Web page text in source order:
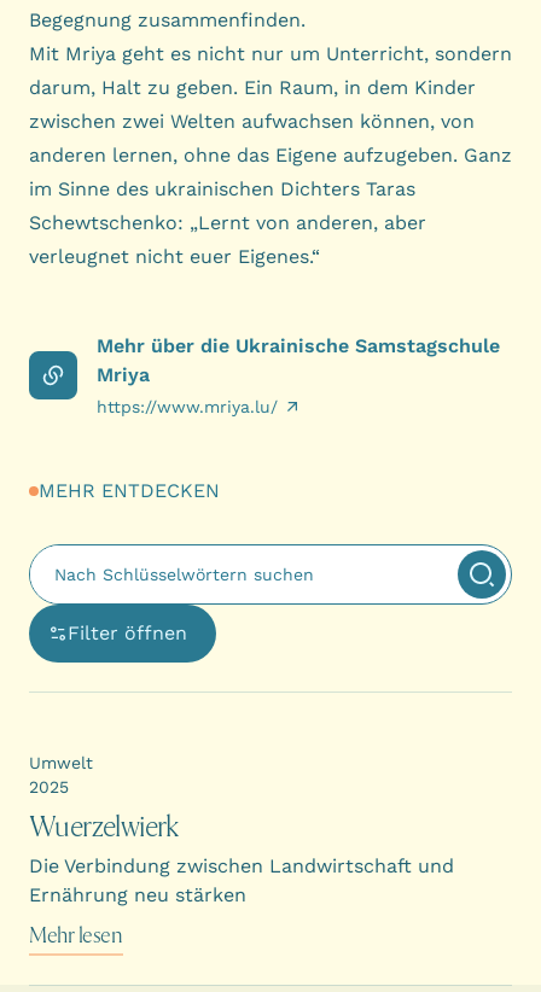
Begegnung zusammenfinden.
Mit Mriya geht es nicht nur um Unterricht, sondern
darum, Halt zu geben. Ein Raum, in dem Kinder
zwischen zwei Welten aufwachsen können, von
anderen lernen, ohne das Eigene aufzugeben. Ganz
im Sinne des ukrainischen Dichters Taras
Schewtschenko: „Lernt von anderen, aber
verleugnet nicht euer Eigenes.“
Mehr über die Ukrainische Samstagschule
Mriya
https://www.mriya.lu/
MEHR ENTDECKEN
Fulltext search
Filter öffnen
Wuerzelwierk
Die Verbindung zwischen Landwirtschaft und
Ernährung neu stärken
Umwelt
2025
Mehr lesen